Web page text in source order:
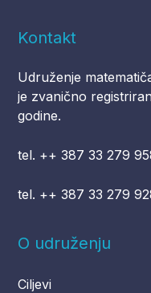
Kontakt
Udruženje
je zvanično
godine.
tel. ++ 387 33 279
tel. ++ 387 33 279
O udruženju
Ciljevi